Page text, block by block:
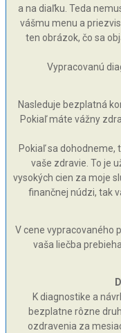
a na diaľku. Teda
vášmu menu a
ten obrázok, čo sa
Vypracovanú
Nasleduje bezplatná
Pokiaľ máte vážny
Pokiaľ sa dohodneme,
vaše zdravie. To je
vysokých cien za moje
finančnej núdzi, tak
V cene vypracovaného
vaša liečba
K diagnostike a
bezplatne rôzne
ozdravenia za